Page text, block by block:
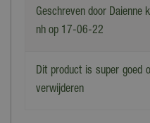
Geschreven door Daienne
nh op 17-06-22
Dit product is super goed
verwijderen